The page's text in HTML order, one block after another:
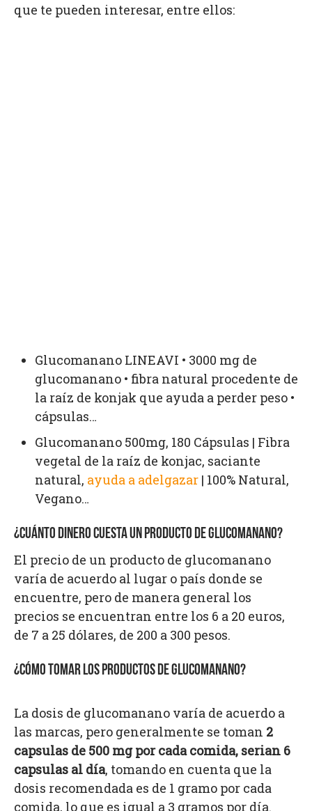
que te pueden interesar, entre ellos:
Glucomanano LINEAVI • 3000 mg de
glucomanano • fibra natural procedente de
la raíz de konjak que ayuda a perder peso •
cápsulas…
Glucomanano 500mg, 180 Cápsulas | Fibra
vegetal de la raíz de konjac, saciante
natural, ayuda a adelgazar | 100% Natural,
Vegano…
¿CUÁNTO DINERO CUESTA UN PRODUCTO DE GLUCOMANANO?
El precio de un producto de glucomanano
varía de acuerdo al lugar o país donde se
encuentre, pero de manera general los
precios se encuentran entre los 6 a 20 euros,
de 7 a 25 dólares, de 200 a 300 pesos.
¿CÓMO TOMAR LOS PRODUCTOS DE GLUCOMANANO?
La dosis de glucomanano varía de acuerdo a
las marcas, pero generalmente se toman 2
capsulas de 500 mg por cada comida, serian 6
capsulas al día, tomando en cuenta que la
dosis recomendada es de 1 gramo por cada
comida, lo que es igual a 3 gramos por día.